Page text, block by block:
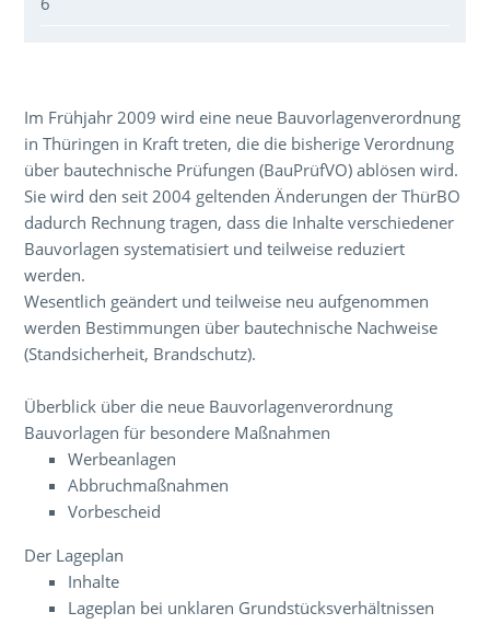
Im Frühjahr 2009 wird eine neue Bauvorlagenverordnung
in Thüringen in Kraft treten, die die bisherige Verordnung
über bautechnische Prüfungen (BauPrüfVO) ablösen wird.
Sie wird den seit 2004 geltenden Änderungen der ThürBO
dadurch Rechnung tragen, dass die Inhalte verschiedener
Bauvorlagen systematisiert und teilweise reduziert
werden.
Wesentlich geändert und teilweise neu aufgenommen
werden Bestimmungen über bautechnische Nachweise
(Standsicherheit, Brandschutz).
Überblick über die neue Bauvorlagenverordnung
Bauvorlagen für besondere Maßnahmen
Werbeanlagen
Abbruchmaßnahmen
Vorbescheid
Der Lageplan
Inhalte
Lageplan bei unklaren Grundstücksverhältnissen